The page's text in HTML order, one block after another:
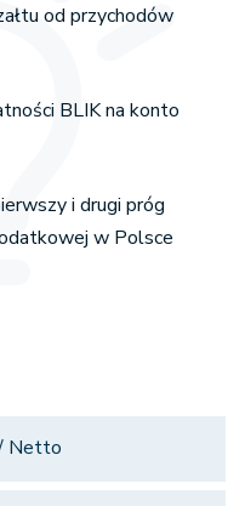
od przychodów
BLIK na konto
i drugi próg
w Polsce
Netto